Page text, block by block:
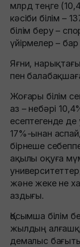
млрд теңге
кәсіби білім –
білім беру –
үйірмелер –
Яғни, нарықтағы
пен
Жоғары білім
аз – небәрі
есептегенде
17%-ынан
бірнеше
ақылы оқуға
және жеке не
аздығы.
Қосымша білім
жылдың
демалыс